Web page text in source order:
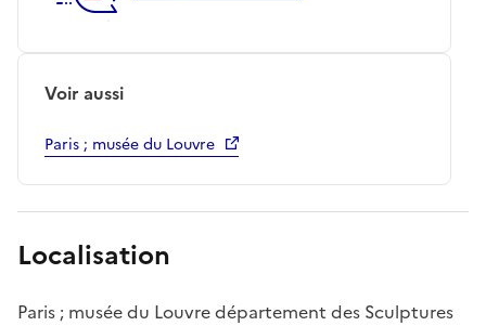
Voir aussi
Paris ; musée du Louvre
Localisation
Paris ; musée du Louvre département des Sculptures